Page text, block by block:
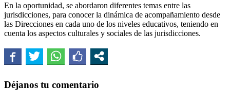
En la oportunidad, se abordaron diferentes temas entre las
jurisdicciones, para conocer la dinámica de acompañamiento desde
las Direcciones en cada uno de los niveles educativos, teniendo en
cuenta los aspectos culturales y sociales de las jurisdicciones.
Déjanos tu comentario